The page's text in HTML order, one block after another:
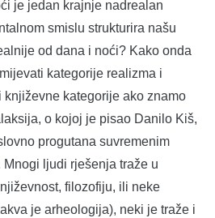
je jedan krajnje nadrealan
smislu strukturira našu
od dana i noći? Kako onda
kategorije realizma i
književne kategorije ako znamo
o kojoj je pisao Danilo Kiš,
progutana suvremenim
ljudi rješenja traže u
filozofiju, ili neke
je arheologija), neki je traže i